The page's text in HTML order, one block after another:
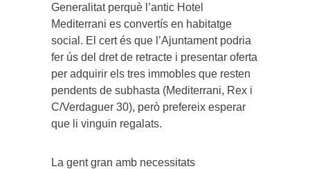
Generalitat perquè l’antic Hotel
Mediterrani es convertís en habitatge
social. El cert és que l’Ajuntament podria
fer ús del dret de retracte i presentar oferta
per adquirir els tres immobles que resten
pendents de subhasta (Mediterrani, Rex i
C/Verdaguer 30), però prefereix esperar
que li vinguin regalats.
La gent gran amb necessitats